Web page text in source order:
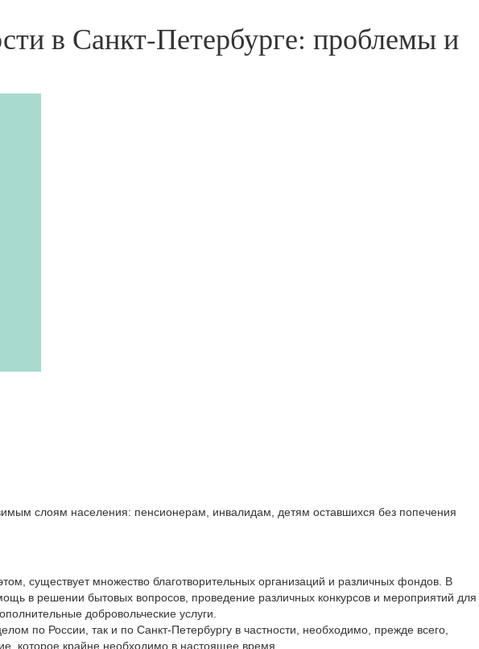
в Санкт-Петербурге: проблемы и
слоям населения: пенсионерам, инвалидам, детям оставшихся без попечения
существует множество благотворительных организаций и различных фондов. В
в решении бытовых вопросов, проведение различных конкурсов и мероприятий для
добровольческие услуги.
по России, так и по Санкт-Петербургу в частности, необходимо, прежде всего,
которое крайне необходимо в настоящее время.